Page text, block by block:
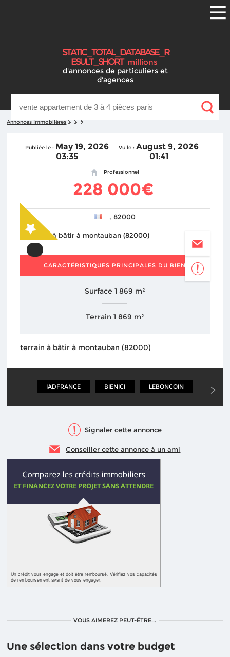
STAT
I
C_TOTA
L_DATABAS
E_R
ESUL
T_SHOR
T millions
d'annonces de particuliers et
d'agences
Annonces Immobilères
Publiée le : May 19, 2026
03:35
Vu le :August 9, 2026
01:41
Professionnel
228 000€
, 82000
CARACTÉRISTIQUES PRINCIPALES DU BIEN
Surface 1 869 m²
Terrain 1 869 m²
terrain à bâtir à montauban (82000)
IADFRANCE BIENICI LEBONCOIN
Signaler cette annonce
Conseiller cette annonce à un ami
VOUS AIMEREZ PEUT-ÊTRE...
Une sélection dans votre budget